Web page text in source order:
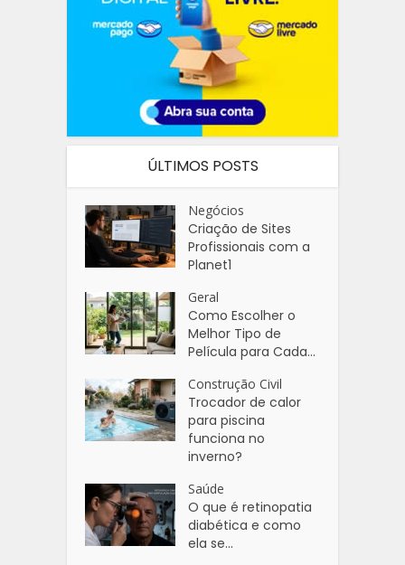
ÚLTIMOS POSTS
Negócios
Criação de Sites
Profissionais com a
Planet1
Geral
Como Escolher o
Melhor Tipo de
Película para Cada...
Construção Civil
Trocador de calor
para piscina
funciona no
inverno?
Saúde
O que é retinopatia
diabética e como
ela se...